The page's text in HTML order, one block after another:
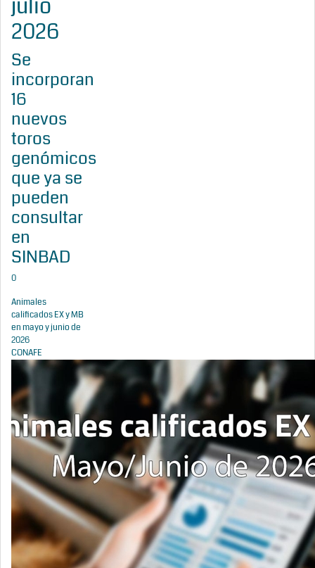
julio
2026
Se
incorporan
16
nuevos
toros
genómicos
que ya se
pueden
consultar
en
SINBAD
0
Animales
calificados EX y MB
en mayo y junio de
2026
CONAFE